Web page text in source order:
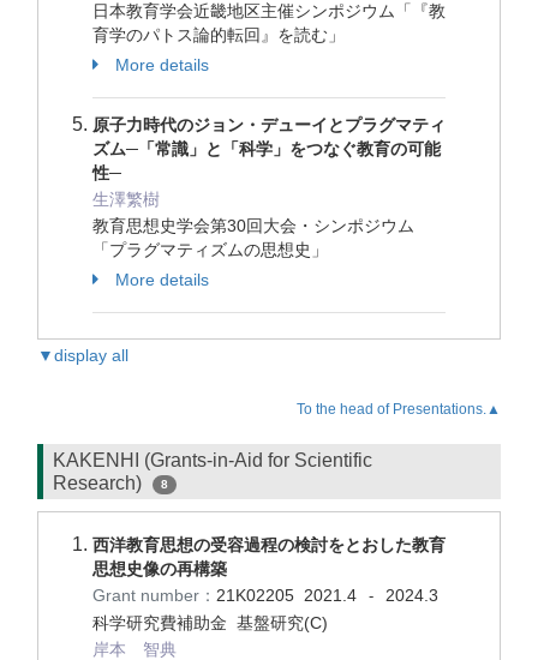
日本教育学会近畿地区主催シンポジウム「『教
育学のパトス論的転回』を読む」
More details
原子力時代のジョン・デューイとプラグマティ
ズム─「常識」と「科学」をつなぐ教育の可能
性─
生澤繁樹
教育思想史学会第30回大会・シンポジウム
「プラグマティズムの思想史」
More details
▼display all
To the head of Presentations.▲
KAKENHI (Grants-in-Aid for Scientific
Research)
8
西洋教育思想の受容過程の検討をとおした教育
思想史像の再構築
Grant number： 21K02205 2021.4 -
2024.3
科学研究費補助金 基盤研究(C)
岸本 智典